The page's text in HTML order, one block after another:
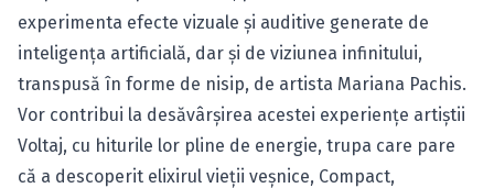
experimenta efecte vizuale și auditive generate de
inteligența artificială, dar și de viziunea infinitului,
transpusă în forme de nisip, de artista Mariana Pachis.
Vor contribui la desăvârșirea acestei experiențe artiștii
Voltaj, cu hiturile lor pline de energie, trupa care pare
că a descoperit elixirul vieții veșnice, Compact,